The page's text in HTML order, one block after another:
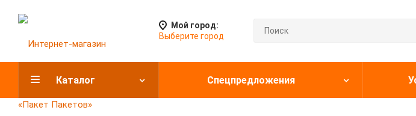
Мой город:
Выберите город
Каталог Спецпредложения